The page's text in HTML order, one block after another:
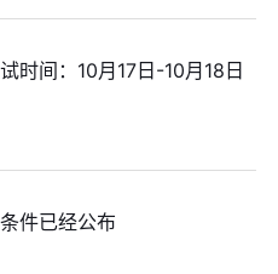
时间：10月17日-10月18日
件已经公布